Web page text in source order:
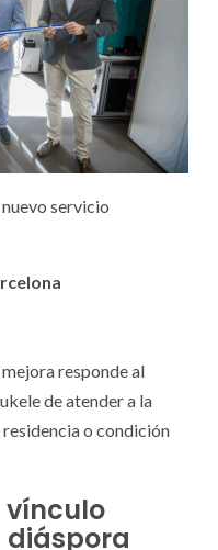
servicio
responde al
de atender a la
o condición
vínculo